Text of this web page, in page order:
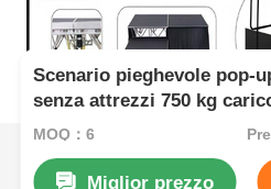
Scenario pieghevole pop-
senza attrezzi 750 kg
MOQ：6
Miglior prezzo